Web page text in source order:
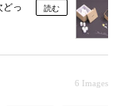
どっ
読む
6 Images